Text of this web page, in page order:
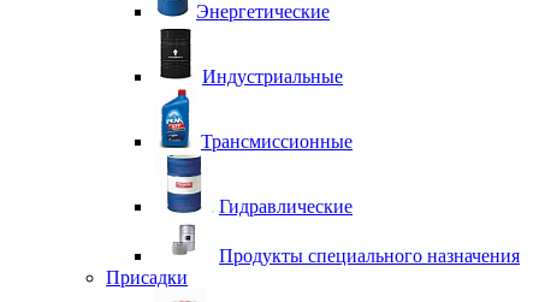
Энергетические
Индустриальные
Трансмиссионные
Гидравлические
Продукты специального назначения
Присадки